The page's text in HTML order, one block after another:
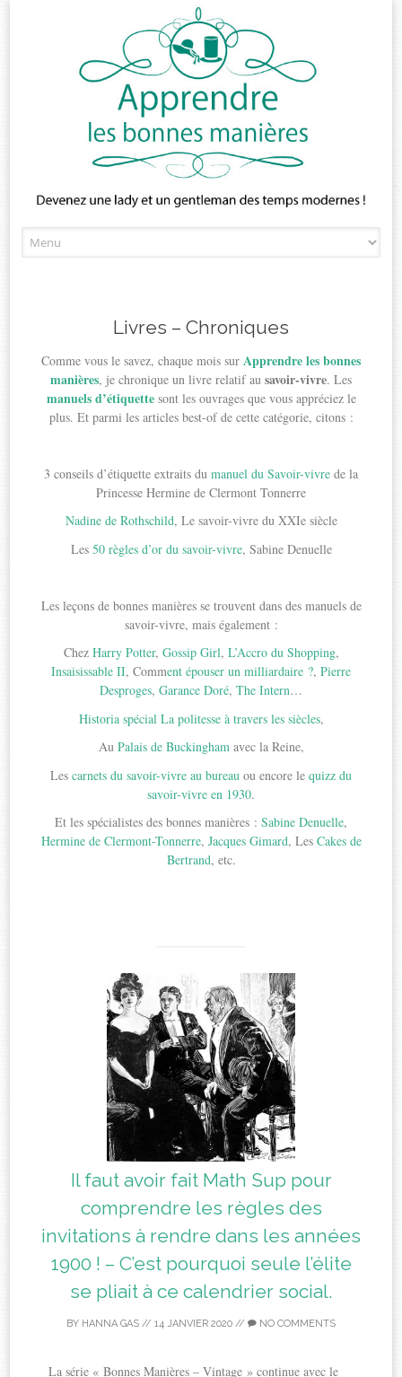
to
Livres – Chroniques
Comme vous le savez, chaque mois sur Apprendre les bonnes
manières, je chronique un livre relatif au savoir-vivre. Les
manuels d’étiquettesont les ouvrages que vous appréciez le
plus. Et parmi les articles best-of de cette catégorie, citons :
3 conseils d’étiquette extraits du manuel du Savoir-vivre de la
Princesse Hermine de Clermont Tonnerre
Nadine de Rothschild, Le savoir-vivre du XXIe siècle
Les 50 règles d’or du savoir-vivre, Sabine Denuelle
Les leçons de bonnes manières se trouvent dans des manuels de
savoir-vivre, mais également :
Chez Harry Potter, Gossip Girl, L’Accro du Shopping,
Insaisissable II, Comment épouser un milliardaire ?, Pierre
Desproges, Garance Doré, The Intern…
Historia spécial La politesse à travers les siècles,
Au Palais de Buckinghamavec la Reine,
Les carnets du savoir-vivre au bureau ou encore le quizz du
savoir-vivre en 1930.
Et les spécialistes des bonnes manières : Sabine Denuelle,
Hermine de Clermont-Tonnerre, Jacques Gimard, Les Cakes de
Bertrand, etc.
Il faut avoir fait Math Sup pour
comprendre les règles des
invitations à rendre dans les années
1900 ! – C’est pourquoi seule l’élite
se pliait à ce calendrier social.
BY HANNA GAS // 14 JANVIER 2020 // NO COMMENTS
La série « Bonnes Manières – Vintage » continue avec le